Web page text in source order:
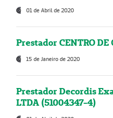
01 de Abril de 2020
Prestador CENTRO DE
15 de Janeiro de 2020
Prestador Decordis
LTDA (51004347-4)